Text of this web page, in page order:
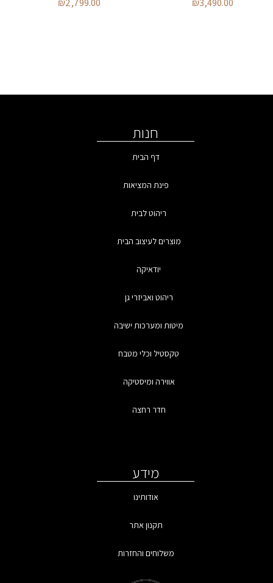
₪3,490.00
₪2,799.00
חנות
דף הבית
פינת המציאות
ריהוט לבית
מוצרים לעיצוב הבית
יודאיקה
ריהוט ואביזרי גן
מיטות ומערכות ישיבה
טקסטיל וכלי מטבח
אווירה ומיסטיקה
חדר רחצה
מידע
אודותינו
תקנון אתר
משלוחים והחזרות